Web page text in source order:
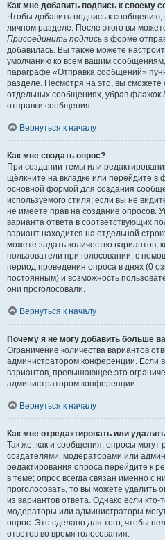
Как мне добавить подпись к своему
Чтобы добавить подпись к
личном разделе. После этого вы
Присоединить подпись в форме
добавилась. Вы также можете
умолчанию ко всем вашим
параграфе «Отправка сообщений»
разделе. Несмотря на это, вы сможете
отдельных сообщениях, убрав флажок
отправки сообщения.
Вернуться к началу
Как мне создать опрос?
При создании темы или
щёлкните на вкладке или перейдите в
основной формой для создания
используемого стиля; если вы не
не имеете прав на создание опросов.
варианта ответа в соответствующих
вариант находится на отдельной
можете задать количество вариантов,
пользователи при голосовании, с
период проведения опроса в днях (0
постоянным) и возможность
они проголосовали.
Вернуться к началу
Почему я не могу добавить больше
Ограничение количества вариантов
администратором конференции. Если
вариантов, превышающее это
администратором конференции.
Вернуться к началу
Как мне отредактировать или
Так же, как и сообщения, опросы могут
создателями, модераторами или
редактирования опроса перейдите к
в теме; опрос всегда связан именно с
проголосовать, то вы можете удалить
из вариантов ответа. Однако если кто-
модераторы или администраторы
опрос. Это сделано для того, чтобы
ответов во время голосования.